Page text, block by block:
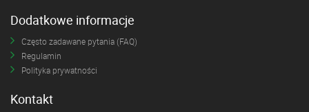
Dodatkowe informacje
Często zadawane pytania (FAQ)
Regulamin
Polityka prywatności
Kontakt